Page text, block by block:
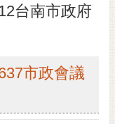
台南市政府
市政會議